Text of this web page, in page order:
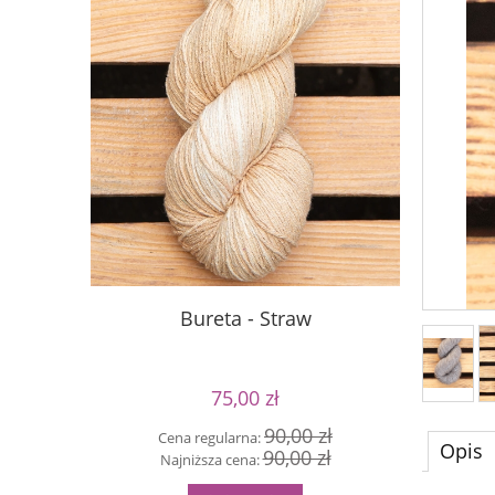
Bureta - Straw
75,00 zł
Cena regularna:90,00 zł
Najniższa cena:90,00 zł Opis